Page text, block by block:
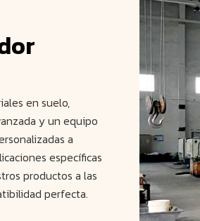
en suelo,
y un equipo
a
específicas
productos a las
perfecta.